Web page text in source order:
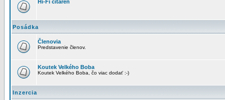
Hi-Fi čitáreň
Posádka
Členovia
Predstavenie členov.
Koutek Velkého Boba
Koutek Velkého Boba, čo viac dodať :-)
Inzercia